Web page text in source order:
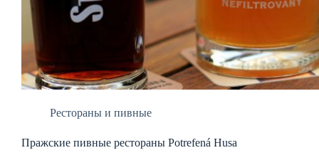
Рестораны и пивные
Пражские пивные рестораны Potrefená Husa